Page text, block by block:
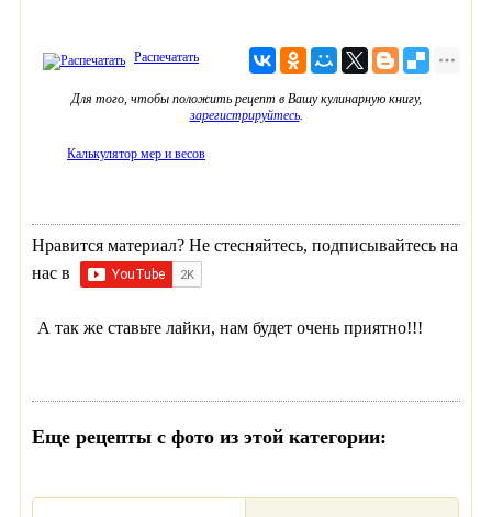
Распечатать
Для того, чтобы положить рецепт в Вашу кулинарную книгу,
зарегистрируйтесь.
Калькулятор мер и весов
Нравится материал? Не стесняйтесь, подписывайтесь на
нас в
А так же ставьте лайки, нам будет очень приятно!!!
Еще рецепты с фото из этой категории: